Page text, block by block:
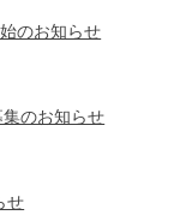
のお知らせ
のお知らせ
せ